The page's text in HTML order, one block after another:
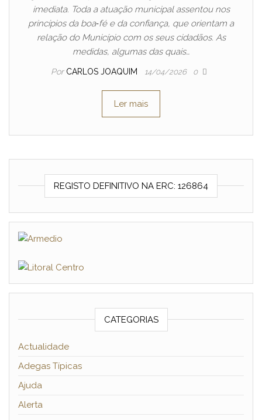
imediata. Toda a atuação municipal assentou nos
princípios da boa‑fé e da confiança, que orientam a
relação do Município com os seus cidadãos. As
medidas, algumas das quais…
Por CARLOS JOAQUIM 14/04/2026 0
Ler mais
REGISTO DEFINITIVO NA ERC: 126864
CATEGORIAS
Actualidade
Adegas Típicas
Ajuda
Alerta